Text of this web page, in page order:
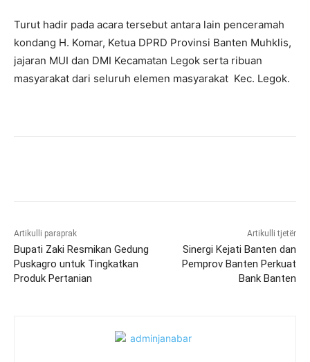
Turut hadir pada acara tersebut antara lain penceramah
kondang H. Komar, Ketua DPRD Provinsi Banten Muhklis,
jajaran MUI dan DMI Kecamatan Legok serta ribuan
masyarakat dari seluruh elemen masyarakat Kec. Legok.
Artikulli paraprak
Bupati Zaki Resmikan Gedung
Puskagro untuk Tingkatkan
Produk Pertanian
Artikulli tjetër
Sinergi Kejati Banten dan
Pemprov Banten Perkuat
Bank Banten